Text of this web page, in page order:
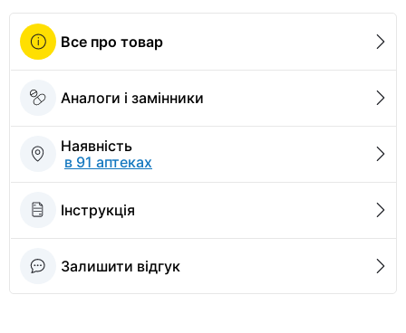
Все про товар
Аналоги і замінники
Наявність
в 91 аптеках
Інструкція
Залишити відгук